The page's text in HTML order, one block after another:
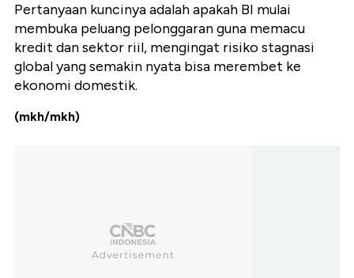
Pertanyaan kuncinya adalah apakah BI mulai
membuka peluang pelonggaran guna memacu
kredit dan sektor riil, mengingat risiko stagnasi
global yang semakin nyata bisa merembet ke
ekonomi domestik.
(mkh/mkh)